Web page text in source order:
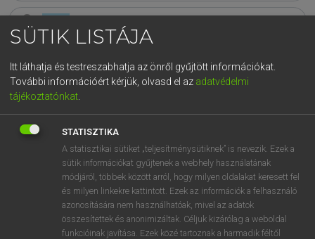
search
TALÁLATOK
abate
Díjmentes angol szótár
abate
Díjmentes angol szótár arrow_forward_ios
csökken
alábbhagy
SÜTIK LISTÁJA
Itt láthatja és testreszabhatja az önről gyűjtött információkat.
További információért kérjük, olvasd el az adatvédelmi
tájékoztatónkat
STATISZTIKA
A statisztikai sütiket „teljesítménysütiknek” is nevezik. Ezek a
sütik információkat gyűjtenek a webhely használatának
módjáról, többek között arról, hogy milyen oldalakat keresett fel
és milyen linkekre kattintott. Ezek az információk a felhasználó
azonosítására nem használhatóak, mivel az adatok
összesítettek és anonimizáltak. Céljuk kizárólag a weboldal
funkcióinak javítása. Ezek közé tartoznak a harmadik féltől
GR
5 6 7 8 9 ö ü ó
t z
j k
n m , . - AltGr